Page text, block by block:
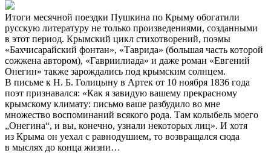
Итоги месячной поездки Пушкина по Крыму обогатили
русскую литературу не только произведениями, созданными
в этот период. Крымский цикл стихотворений, поэмы
«Бахчисарайский фонтан», «Таврида» (большая часть которой
сожжена автором), «Гавриилиада» и даже роман «Евгений
Онегин» также зарождались под крымским солнцем.
В письме к Н. Б. Голицыну в Артек от 10 ноября 1836 года
поэт признавался: «Как я завидую вашему прекрасному
крымскому климату: письмо ваше разбудило во мне
множество воспоминаний всякого рода. Там колыбель моего
„Онегина“, и вы, конечно, узнали некоторых лиц». И хотя
из Крыма он уехал с равнодушием, то возвращался сюда
в мыслях до конца жизни…